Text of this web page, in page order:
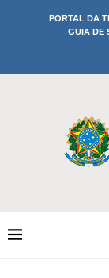
PORTAL DA
GUIA DE